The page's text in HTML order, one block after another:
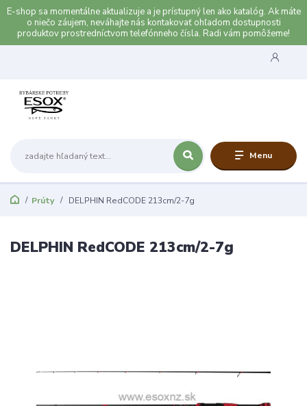
E-shop sa momentálne aktualizuje a je prístupný len ako katalóg. Ak máte
o niečo záujem, neváhajte nás kontakovať ohľadom dostupnosti
produktov prostredníctvom telefónneho čísla. Radi vám pomôžeme!
Menu
Prúty DELPHIN RedCODE 213cm/2-7g
DELPHIN RedCODE 213cm/2-7g